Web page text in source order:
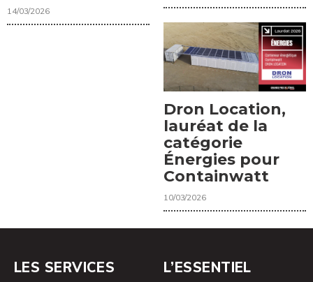
14/03/2026
Dron Location,
lauréat de la
catégorie
Énergies pour
Containwatt
10/03/2026
LES SERVICES L’ESSENTIEL